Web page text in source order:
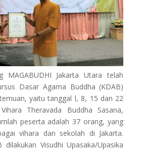
MAGABUDHI Jakarta Utara telah
Dasar Agama Buddha (KDAB)
yaitu tanggal l, 8, 15 dan 22
Theravada Buddha Sasana,
peserta adalah 37 orang, yang
vihara dan sekolah di Jakarta.
dilakukan Visudhi Upasaka/Upasika